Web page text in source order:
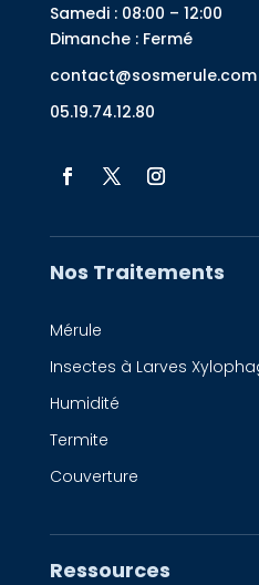
Samedi : 08:00 – 12:00
Dimanche : Fermé
contact@sosmerule.com
05.19.74.12.80
Nos Traitements
Mérule
Insectes à Larves
Humidité
Termite
Couverture
Ressources